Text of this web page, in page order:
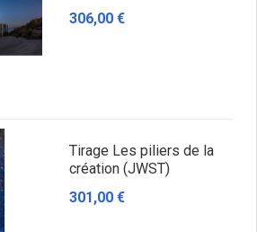
306,00 €
Tirage Les piliers de la
création (JWST)
301,00 €